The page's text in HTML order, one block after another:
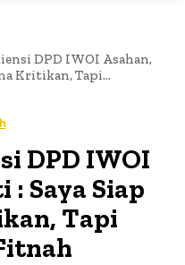
DPD IWOI Asahan,
Kritikan, Tapi...
DPD IWOI
: Saya Siap
Tapi